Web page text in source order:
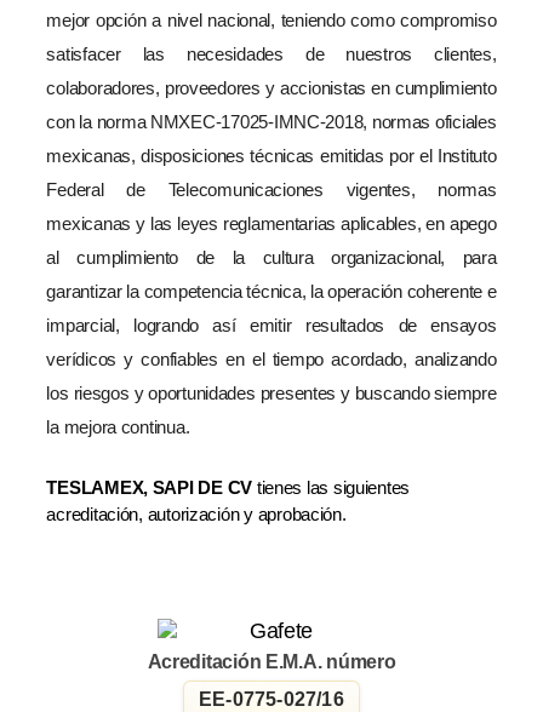
mejor opción a nivel nacional, teniendo como compromiso
satisfacer las necesidades de nuestros clientes,
colaboradores, proveedores y accionistas en cumplimiento
con la norma NMXEC-17025-IMNC-2018, normas oficiales
mexicanas, disposiciones técnicas emitidas por el Instituto
Federal de Telecomunicaciones vigentes, normas
mexicanas y las leyes reglamentarias aplicables, en apego
al cumplimiento de la cultura organizacional, para
garantizar la competencia técnica, la operación coherente e
imparcial, logrando así emitir resultados de ensayos
verídicos y confiables en el tiempo acordado, analizando
los riesgos y oportunidades presentes y buscando siempre
la mejora continua.
TESLAMEX, SAPI DE CV tienes las siguientes
acreditación, autorización y aprobación.
Acreditación E.M.A. número
EE-0775-027/16